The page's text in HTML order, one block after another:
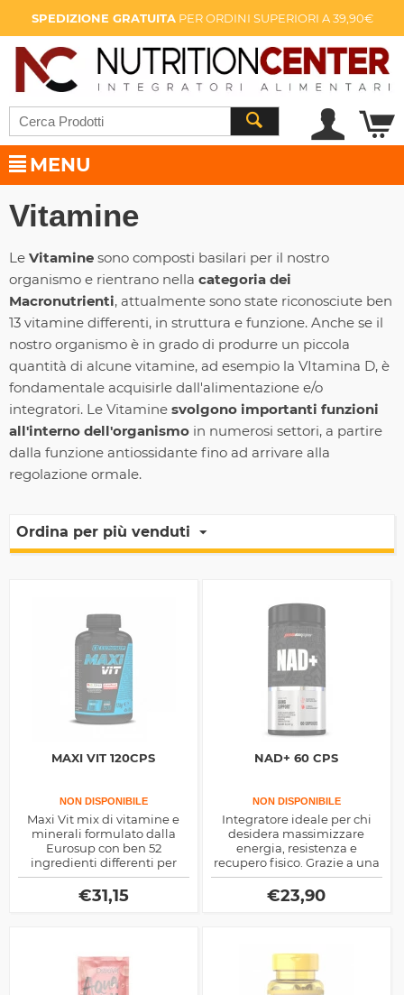
SPEDIZIONE GRATUITAPER ORDINI SUPERIORI A 39,90€
MENU
Vitamine
Le Vitamine sono composti basilari per il nostro
organismo e rientrano nella categoria dei
Macronutrienti, attualmente sono state riconosciute ben
13 vitamine differenti, in struttura e funzione. Anche se il
nostro organismo è in grado di produrre un piccola
quantità di alcune vitamine, ad esempio la VItamina D, è
fondamentale acquisirle dall'alimentazione e/o
integratori. Le Vitamine svolgono importanti funzioni
all'interno dell'organismo in numerosi settori, a partire
dalla funzione antiossidante fino ad arrivare alla
regolazione ormale.
Ordina per più venduti
MAXI VIT 120CPS
NON DISPONIBILE
Maxi Vit mix di vitamine e
minerali formulato dalla
Eurosup con ben 52
ingredienti differenti per
promuovere il benessere
fisico
€31,15
NAD+ 60 CPS
NON DISPONIBILE
Integratore ideale per chi
desidera massimizzare
energia, resistenza e
recupero fisico. Grazie a una
formula avanzata con
precursori del coenzima
NAD+, potenzia il
sportive e favorisce la
rigenerazione muscolare.
€23,90